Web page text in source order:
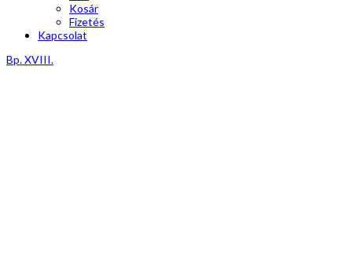
Kosár
Fizetés
Kapcsolat
Bp. XVIII.